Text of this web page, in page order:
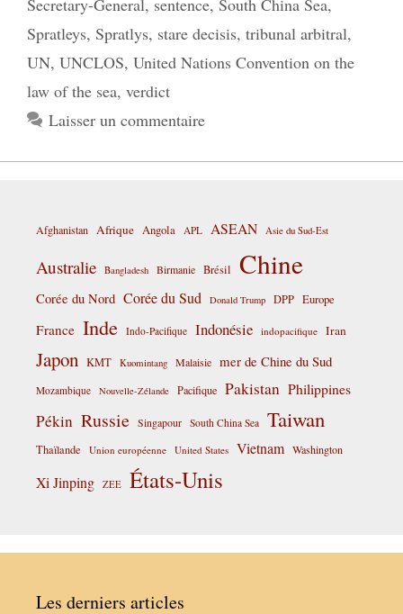
Secretary-General, sentence, South China Sea,
Spratleys, Spratlys, stare decisis, tribunal arbitral,
UN, UNCLOS, United Nations Convention on the
law of the sea, verdict
Laisser un commentaire
Afghanistan Afrique Angola APL ASEAN Asie du Sud-Est
Australie Bangladesh Birmanie Brésil Chine
Corée du Nord Corée du Sud Donald Trump DPP Europe
France Inde Indo-Pacifique Indonésie indopacifique Iran
Japon KMT Kuomintang Malaisie mer de Chine du Sud
Mozambique Nouvelle-Zélande Pacifique Pakistan Philippines
Pékin Russie Singapour South China Sea Taiwan
Thaïlande Union européenne United States Vietnam Washington
Xi Jinping ZEE États-Unis
Les derniers articles